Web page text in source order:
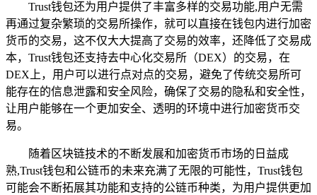
Trust钱包还为用户提供了丰富多样的交易功能,用户无需
再通过复杂繁琐的交易所操作，就可以直接在钱包内进行加密
货币的交易，这不仅大大提高了交易的效率，还降低了交易成
本，Trust钱包还支持去中心化交易所（DEX）的交易，在
DEX上，用户可以进行点对点的交易，避免了传统交易所可
能存在的信息泄露和安全风险，确保了交易的隐私和安全性，
让用户能够在一个更加安全、透明的环境中进行加密货币交
易。
随着区块链技术的不断发展和加密货币市场的日益成
熟,Trust钱包和公链币的未来充满了无限的可能性，Trust钱包
可能会不断拓展其功能和支持的公链币种类，为用户提供更加